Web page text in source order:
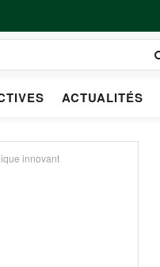
ACTUALITÉS
innovant